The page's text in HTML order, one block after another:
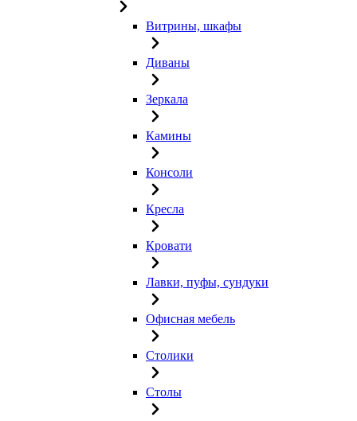
Витрины, шкафы
Диваны
Зеркала
Камины
Консоли
Кресла
Кровати
Лавки, пуфы, сундуки
Офисная мебель
Столики
Столы